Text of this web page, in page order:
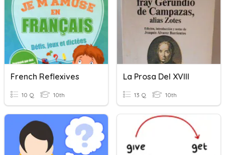
French Reflexives
10 Q 10th
La Prosa Del XVIII
13 Q 10th